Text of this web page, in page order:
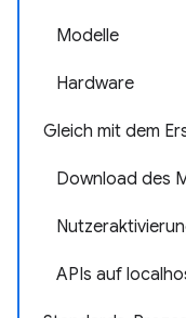
Modelle
Hardware
Gleich mit dem
Download des
APIs auf